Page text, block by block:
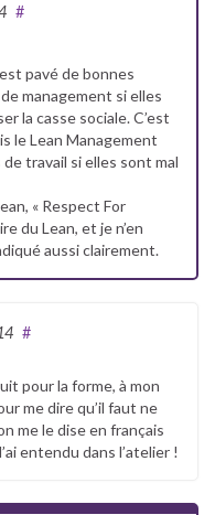
#
pavé de bonnes
management si elles
la casse sociale. C’est
le Lean Management
travail si elles sont mal
« Respect For
du Lean, et je n’en
aussi clairement.
#
pour la forme, à mon
me dire qu’il faut ne
me le dise en français
entendu dans l’atelier !